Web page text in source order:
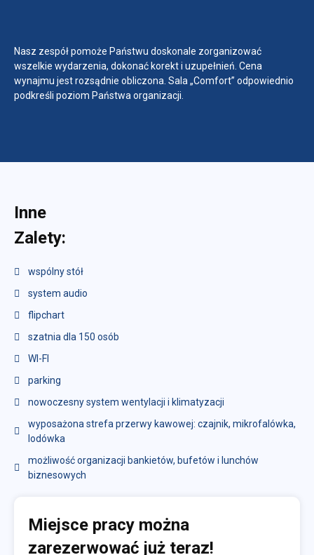
Nasz zespół pomoże Państwu doskonale zorganizować
wszelkie wydarzenia, dokonać korekt i uzupełnień. Cena
wynajmu jest rozsądnie obliczona. Sala „Comfort” odpowiednio
podkreśli poziom Państwa organizacji.
Inne
Zalety:
wspólny stół
system audio
flipchart
szatnia dla 150 osób
WI-FI
parking
nowoczesny system wentylacji i klimatyzacji
wyposażona strefa przerwy kawowej: czajnik, mikrofalówka,
lodówka
możliwość organizacji bankietów, bufetów i lunchów
biznesowych
Miejsce pracy można
zarezerwować już teraz!